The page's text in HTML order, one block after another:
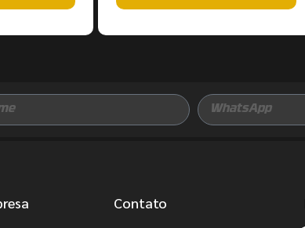
Contato